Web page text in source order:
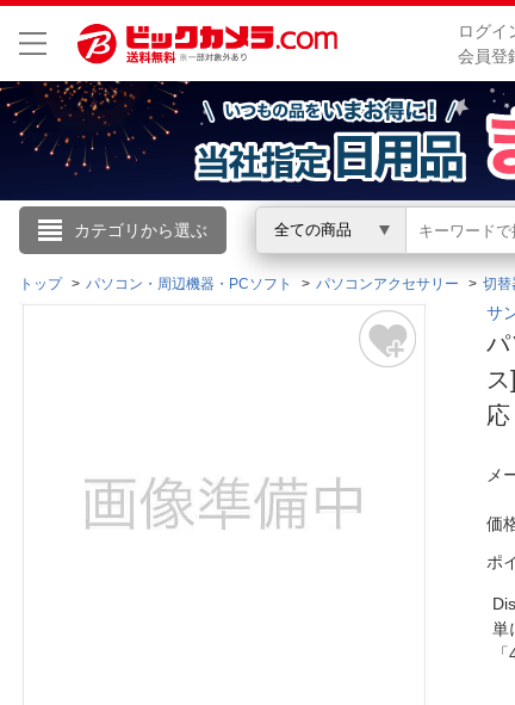
ログイ
会員登
カテゴリから選ぶ 全ての商品
こんにちは
ログイン
閲覧履歴
トップ パソコン・周辺機器・PCソフト パソコンアクセサリー 切替
サ
メ
価
ポ
単